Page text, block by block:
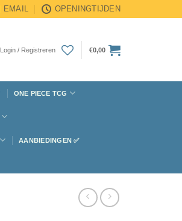
EMAIL OPENINGTIJDEN
Login / Registreren €0,00
ONE PIECE TCG
AANBIEDINGEN ✅